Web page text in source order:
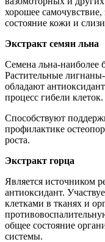
хорошее
состояние кожи и
Экстракт семян льна
Семена льна-наиболее
Растительные
обладают
процесс гибели клеток.
Способствуют
профилактике
роста.
Экстракт горца
Является источником
антиоксидант.
клетками в тканях и
общее состояние
системы.